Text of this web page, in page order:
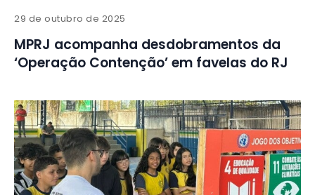
29 de outubro de 2025
MPRJ acompanha desdobramentos da
‘Operação Contenção’ em favelas do RJ